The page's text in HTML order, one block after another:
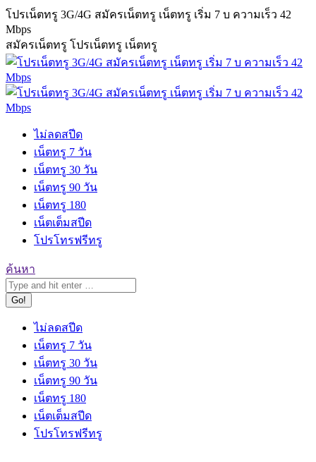
Skip
to
content
โปรเน็ตทรู 3G/4G สมัครเน็ตทรู เน็ตทรู เริ่ม 7 บ ความเร็ว 42
Mbps
สมัครเน็ตทรู โปรเน็ตทรู เน็ตทรู
ไม่ลดสปีด
เน็ตทรู 7 วัน
เน็ตทรู 30 วัน
เน็ตทรู 90 วัน
เน็ตทรู 180
เน็ตเต็มสปีด
โปรโทรฟรีทรู
Search:
ค้นหา
ไม่ลดสปีด
เน็ตทรู 7 วัน
เน็ตทรู 30 วัน
เน็ตทรู 90 วัน
เน็ตทรู 180
เน็ตเต็มสปีด
โปรโทรฟรีทรู